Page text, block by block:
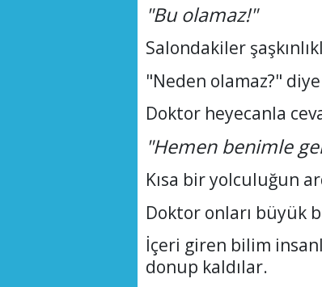
"Bu olamaz!"
Salondakiler
"Neden olamaz?"
Doktor heyecanla
"Hemen benimle
Kısa bir yolculuğun
Doktor onları büyük
İçeri giren bilim
donup kaldılar.